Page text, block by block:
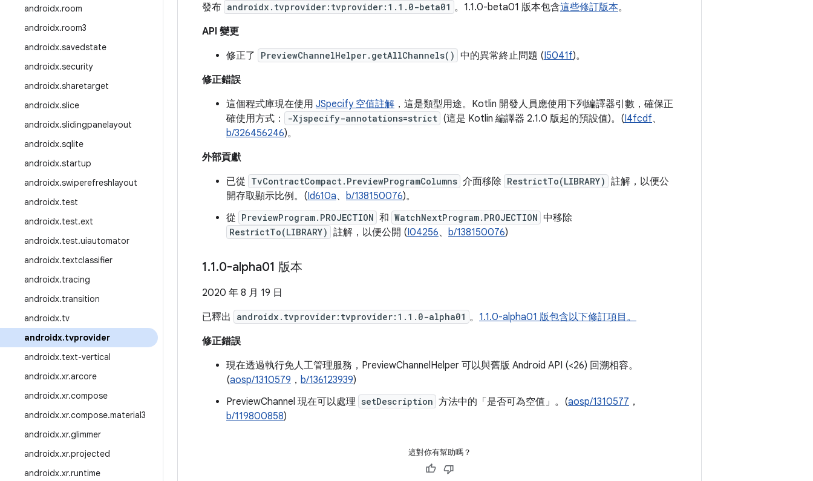
androidx.room
androidx.room3
androidx.savedstate
androidx.security
androidx.sharetarget
androidx.slice
androidx.slidingpanelayout
androidx.sqlite
androidx.startup
androidx.swiperefreshlayout
androidx.test
androidx.test.ext
androidx.test.uiautomator
androidx.textclassifier
androidx.tracing
androidx.transition
androidx.tv
androidx.tvprovider
androidx.text-vertical
androidx.xr.arcore
androidx.xr.compose
androidx.xr.compose.material3
androidx.xr.glimmer
androidx.xr.projected
androidx.xr.runtime
發布 androidx.tvprovider:tvprovider:1.1.0-beta01 。1.1.0-beta01 版本包含這些修訂版本。
API 變更
修正了
PreviewChannelHelper.getAllChannels() 中的異常終止問題 (I5041f)。
修正錯誤
這個程式庫現在使用 JSpecify 空值註解 ，這是類型用途。Kotlin 開發人員應使用下列編譯器引數，確保正
確使用方式：
-Xjspecify-annotations=strict (這是 Kotlin 編譯器 2.1.0 版起的預設值)。(I4fcdf、
b/326456246)。
外部貢獻
已從 TvContractCompact.PreviewProgramColumns 介面移除 RestrictTo(LIBRARY) 註解，以便公
開存取顯示比例。(Id610a、 b/138150076)。
從 PreviewProgram.PROJECTION 和 WatchNextProgram.PROJECTION 中移除
RestrictTo(LIBRARY) 註解，以便公開 (I04256、 b/138150076)
1.1.0-alpha01 版本
2020 年 8 月 19 日
已釋出
androidx.tvprovider:tvprovider:1.1.0-alpha01 。 1.1.0-alpha01 版包含以下修訂項目。
修正錯誤
現在透過執行免人工管理服務，PreviewChannelHelper 可以與舊版 Android API (<26) 回溯相容。
(aosp/1310579 ， b/136123939)
PreviewChannel 現在可以處理 setDescription 方法中的「是否可為空值」。(aosp/1310577 ，
b/119800858)
這對你有幫助嗎？